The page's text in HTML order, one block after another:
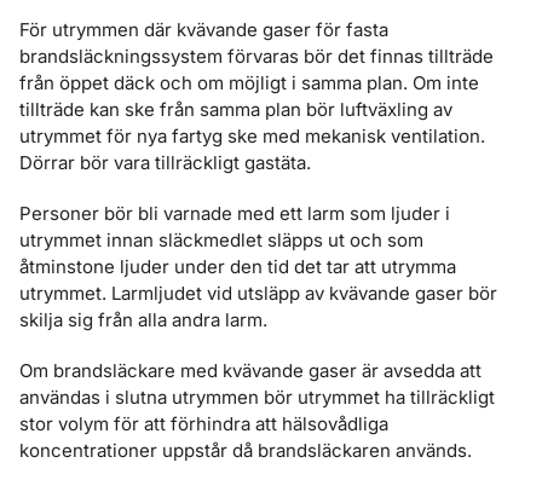
För utrymmen där kvävande gaser för fasta
brandsläckningssystem förvaras bör det finnas tillträde
från öppet däck och om möjligt i samma plan. Om inte
tillträde kan ske från samma plan bör luftväxling av
utrymmet för nya fartyg ske med mekanisk ventilation.
Dörrar bör vara tillräckligt gastäta.
Personer bör bli varnade med ett larm som ljuder i
utrymmet innan släckmedlet släpps ut och som
åtminstone ljuder under den tid det tar att utrymma
utrymmet. Larmljudet vid utsläpp av kvävande gaser bör
skilja sig från alla andra larm.
Om brandsläckare med kvävande gaser är avsedda att
användas i slutna utrymmen bör utrymmet ha tillräckligt
stor volym för att förhindra att hälsovådliga
koncentrationer uppstår då brandsläckaren används.